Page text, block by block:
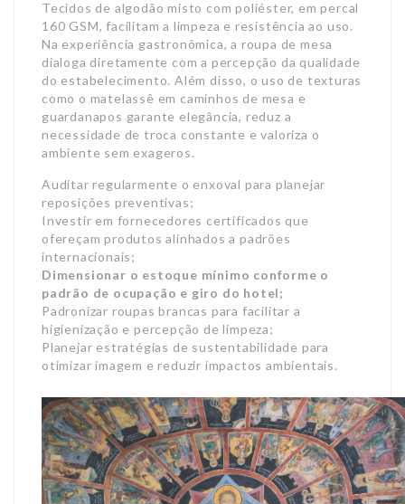
Tecidos de algodão misto com poliéster, em percal
160 GSM, facilitam a limpeza e resistência ao uso.
Na experiência gastronômica, a roupa de mesa
dialoga diretamente com a percepção da qualidade
do estabelecimento. Além disso, o uso de texturas
como o matelassê em caminhos de mesa e
guardanapos garante elegância, reduz a
necessidade de troca constante e valoriza o
ambiente sem exageros.
Auditar regularmente o enxoval para planejar
reposições preventivas;
Investir em fornecedores certificados que
ofereçam produtos alinhados a padrões
internacionais;
Dimensionar o estoque mínimo conforme o
padrão de ocupação e giro do hotel;
Padronizar roupas brancas para facilitar a
higienização e percepção de limpeza;
Planejar estratégias de sustentabilidade para
otimizar imagem e reduzir impactos ambientais.